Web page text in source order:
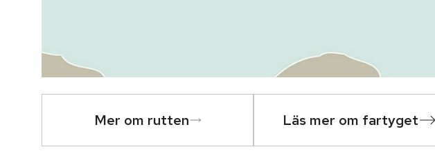
Mer om rutten Läs mer om fartyget